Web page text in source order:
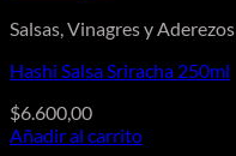
Salsas, Vinagres y Aderezos
Hashi Salsa Sriracha 250ml
$6.600,00
Añadir al carrito